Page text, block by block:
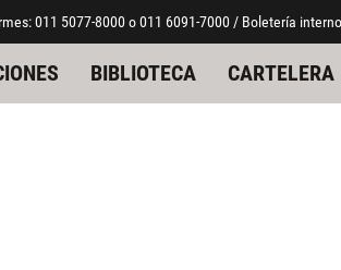
011 5077-8000 o 011 6091-7000 / Boletería
BIBLIOTECA CARTELERA